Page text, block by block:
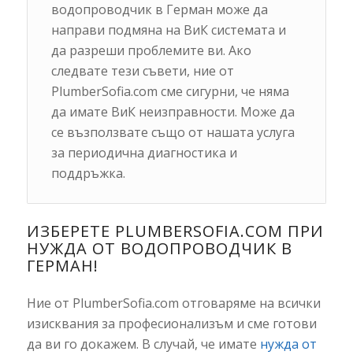
водопроводчик в Герман може да
направи подмяна на ВиК системата и
да разреши проблемите ви. Ако
следвате тези съвети, ние от
PlumberSofia.com сме сигурни, че няма
да имате ВиК неизправности. Може да
се възползвате също от нашата услуга
за периодична диагностика и
поддръжка.
ИЗБЕРЕТЕ PLUMBERSOFIA.COM ПРИ
НУЖДА ОТ ВОДОПРОВОДЧИК В
ГЕРМАН!
Ние от PlumberSofia.com отговаряме на всички
изисквания за професионализъм и сме готови
да ви го докажем. В случай, че имате нужда от